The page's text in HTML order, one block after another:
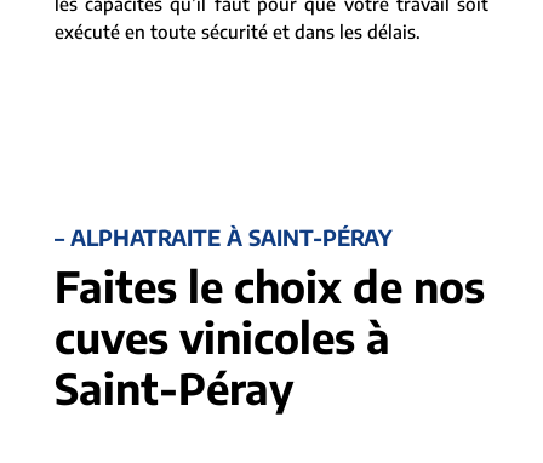
exécuté en toute sécurité et dans les délais.
– ALPHATRAITE À SAINT-PÉRAY
Faites le choix de nos
cuves vinicoles à
Saint-Péray